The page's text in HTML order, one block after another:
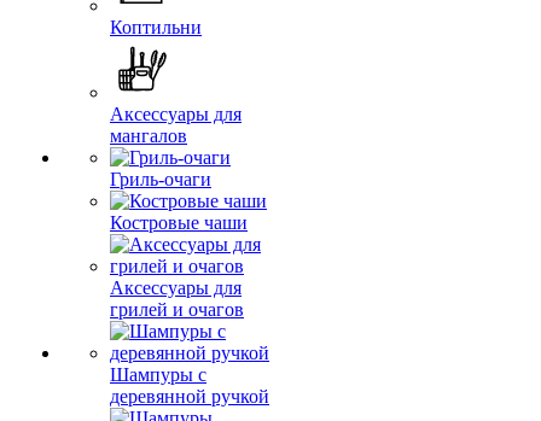
Коптильни
Аксессуары для
мангалов
Гриль-очаги
Костровые чаши
Аксессуары для
грилей и очагов
Шампуры с
деревянной ручкой